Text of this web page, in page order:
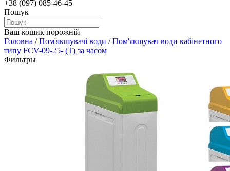
+38 (097) 085-46-45
Пошук
Ваш кошик порожній
Головна /Пом'якшувачі води /Пом'якшувач води кабінетного
типу FCV-09-25- (T) за часом
Фильтры